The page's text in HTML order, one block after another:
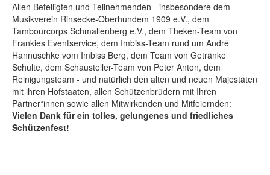
Allen Beteiligten und Teilnehmenden - insbesondere dem
Musikverein Rinsecke-Oberhundem 1909 e.V., dem
Tambourcorps Schmallenberg e.V., dem Theken-Team von
Frankies Eventservice, dem Imbiss-Team rund um André
Hannuschke vom Imbiss Berg, dem Team von Getränke
Schulte, dem Schausteller-Team von Peter Anton, dem
Reinigungsteam - und natürlich den alten und neuen Majestäten
mit ihren Hofstaaten, allen Schützenbrüdern mit Ihren
Partner*innen sowie allen Mitwirkenden und Mitfeiernden:
Vielen Dank für ein tolles, gelungenes und friedliches
Schützenfest!